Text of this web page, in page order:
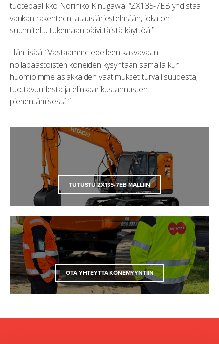
tuotepäällikkö Norihiko Kinugawa. “ZX135-7EB yhdistää
vankan rakenteen latausjärjestelmään, joka on
suunniteltu tukemaan päivittäistä käyttöä.”
Hän lisää: “Vastaamme edelleen kasvavaan
nollapäästöisten koneiden kysyntään samalla kun
huomioimme asiakkaiden vaatimukset turvallisuudesta,
tuottavuudesta ja elinkaarikustannusten
pienentämisestä.”
TUTUSTU ZX135-7EB MALLIIN
OTA YHTEYTTÄ KONEMYYNTIIN